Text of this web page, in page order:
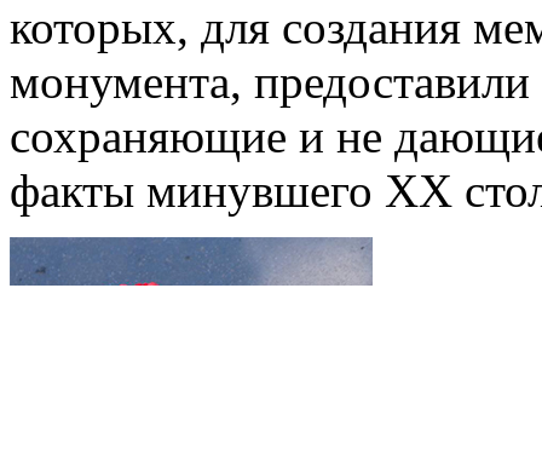
которых, для создания
монумента,
сохраняющие и не
факты минувшего XX